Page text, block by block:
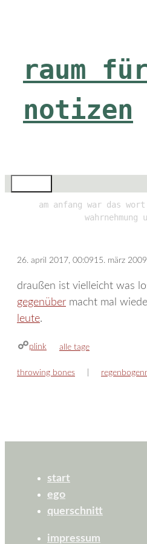
raum
notizen
am anfang war das
wahrnehmung
26. april 2017, 00:0915. märz
draußen ist vielleicht was
gegenüber macht mal
leute.
plink kategorien
alle tage
throwing bones
start
ego
querschnitt
impressum